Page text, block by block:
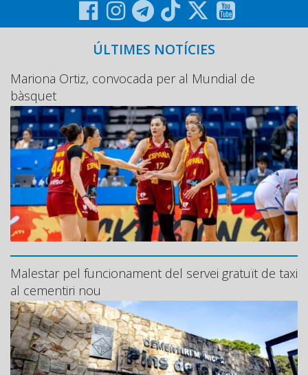
ÚLTIMES NOTÍCIES
Mariona Ortiz, convocada per al Mundial de
bàsquet
Malestar pel funcionament del servei gratuït de taxi
al cementiri nou